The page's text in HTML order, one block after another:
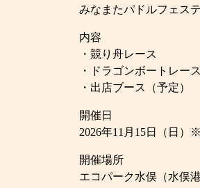
みなまたパドルフェス
内容
・競り舟レース
・ドラゴンボートレース
・出店ブース（予定）
開催日
2026年11月15日（日）
開催場所
エコパーク水俣（水俣